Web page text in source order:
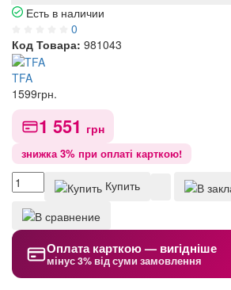
Есть в наличии
0
Код Товара: 981043
TFA
1599грн.
1 551 грн
знижка 3% при оплаті карткою!
Купить
Оплата карткою — вигідніше
мінус 3% від суми замовлення